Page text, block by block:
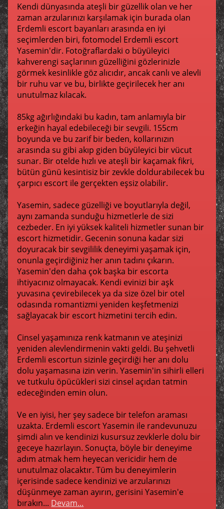
Kendi dünyasında ateşli bir güzellik olan ve her
zaman arzularınızı karşılamak için burada olan
Erdemli escort bayanları arasında en iyi
seçimlerden biri, fotomodel Erdemli escort
Yasemin'dir. Fotoğraflardaki o büyüleyici
kahverengi saçlarının güzelliğini gözlerinizle
görmek kesinlikle göz alıcıdır, ancak canlı ve alevli
bir ruhu var ve bu, birlikte geçirilecek her anı
unutulmaz kılacak.
85kg ağırlığındaki bu kadın, tam anlamıyla bir
erkeğin hayal edebileceği bir sevgili. 155cm
boyunda ve bu zarif bir beden, kollarınızın
arasında su gibi akıp giden büyüleyici bir vücut
sunar. Bir otelde hızlı ve ateşli bir kaçamak fikri,
bütün günü kesintisiz bir zevkle doldurabilecek bu
çarpıcı escort ile gerçekten eşsiz olabilir.
Yasemin, sadece güzelliği ve boyutlarıyla değil,
aynı zamanda sunduğu hizmetlerle de sizi
cezbeder. En iyi yüksek kaliteli hizmetler sunan bir
escort hizmetidir. Gecenin sonuna kadar sizi
doyuracak bir sevgililik deneyimi yaşamak için,
onunla geçirdiğiniz her anın tadını çıkarın.
Yasemin'den daha çok başka bir escorta
ihtiyacınız olmayacak. Kendi evinizi bir aşk
yuvasına çevirebilecek ya da size özel bir otel
odasında romantizmi yeniden keşfetmenizi
sağlayacak bir escort hizmetini tercih edin.
Cinsel yaşamınıza renk katmanın ve ateşinizi
yeniden alevlendirmenin vakti geldi. Bu şehvetli
Erdemli escortun sizinle geçirdiği her anı dolu
dolu yaşamasına izin verin. Yasemin'in sihirli elleri
ve tutkulu öpücükleri sizi cinsel açıdan tatmin
edeceğinden emin olun.
Ve en iyisi, her şey sadece bir telefon araması
uzakta. Erdemli escort Yasemin ile randevunuzu
şimdi alın ve kendinizi kusursuz zevklerle dolu bir
geceye hazırlayın. Sonuçta, böyle bir deneyime
adım atmak hem heyecan vericidir hem de
unutulmaz olacaktır. Tüm bu deneyimlerin
içerisinde sadece kendinizi ve arzularınızı
düşünmeye zaman ayırın, gerisini Yasemin'e
bırakın... Devam...